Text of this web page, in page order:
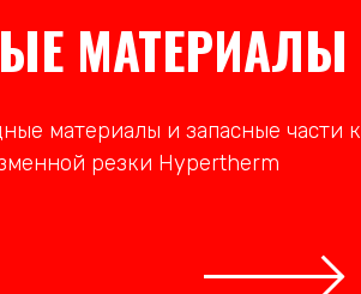
МАТЕРИАЛЫ
материалы и запасные части к
резки Hypertherm